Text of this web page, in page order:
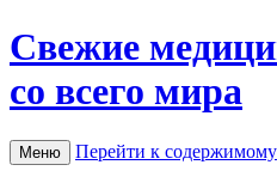
Свежие
со всего мира
Меню Перейти к содержимому